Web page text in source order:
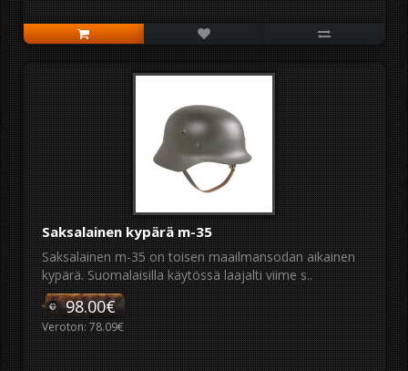
Saksalainen kypärä m-35
Saksalainen m-35 on toisen maailmansodan aikainen
kypärä. Suomalaisilla käytössä laajalti viime s..
98.00€
Veroton: 78.09€